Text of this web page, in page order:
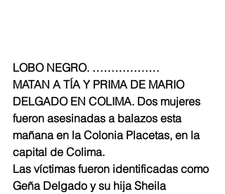
LOBO NEGRO. ………………
MATAN A TÍA Y PRIMA DE MARIO
DELGADO EN COLIMA. Dos mujeres
fueron asesinadas a balazos esta
mañana en la Colonia Placetas, en la
capital de Colima.
Las víctimas fueron identificadas como
Geña Delgado y su hija Sheila